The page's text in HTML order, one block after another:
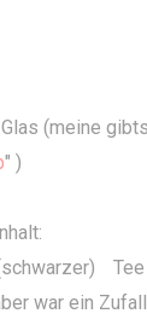
(meine
" )
Tee
war ein